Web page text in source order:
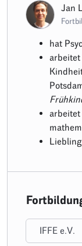
Jan
hat
arbeitet
arbeitet
IFFE e.V.